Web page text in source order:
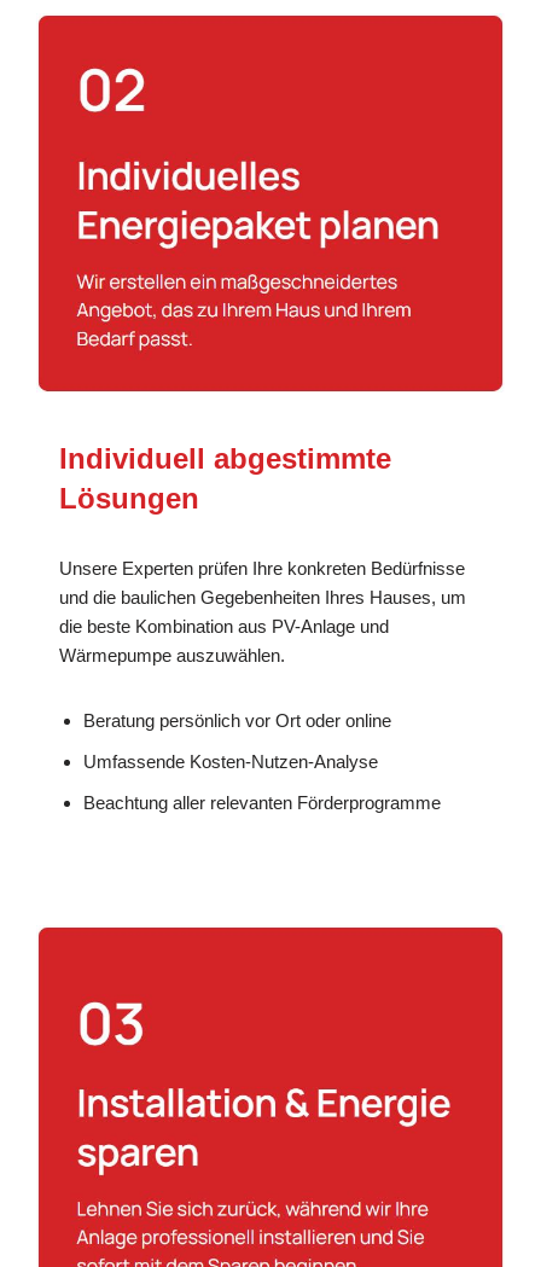
Individuell abgestimmte
Lösungen
Unsere Experten prüfen Ihre konkreten Bedürfnisse
und die baulichen Gegebenheiten Ihres Hauses, um
die beste Kombination aus PV-Anlage und
Wärmepumpe auszuwählen.
Beratung persönlich vor Ort oder online
Umfassende Kosten-Nutzen-Analyse
Beachtung aller relevanten Förderprogramme